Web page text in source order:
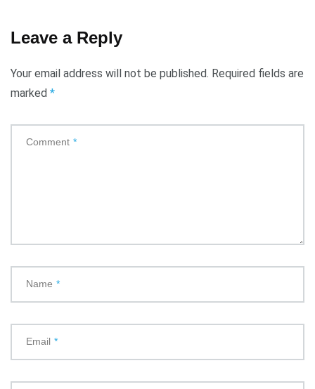
Leave a Reply
Your email address will not be published. Required fields are
marked *
Comment *
Name *
Email *